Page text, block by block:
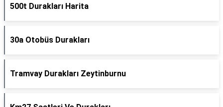
500t Durakları Harita
30a Otobüs Durakları
Tramvay Durakları Zeytinburnu